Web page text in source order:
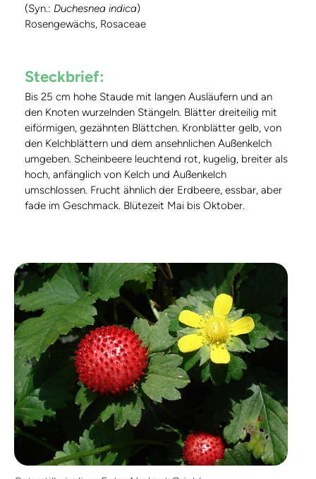
(Syn.: Duchesnea indica)
Rosengewächs, Rosaceae
Steckbrief:
Bis 25 cm hohe Staude mit langen Ausläufern und an
den Knoten wurzelnden Stängeln. Blätter dreiteilig mit
eiförmigen, gezähnten Blättchen. Kronblätter gelb, von
den Kelchblättern und dem ansehnlichen Außenkelch
umgeben. Scheinbeere leuchtend rot, kugelig, breiter als
hoch, anfänglich von Kelch und Außenkelch
umschlossen. Frucht ähnlich der Erdbeere, essbar, aber
fade im Geschmack. Blütezeit Mai bis Oktober.